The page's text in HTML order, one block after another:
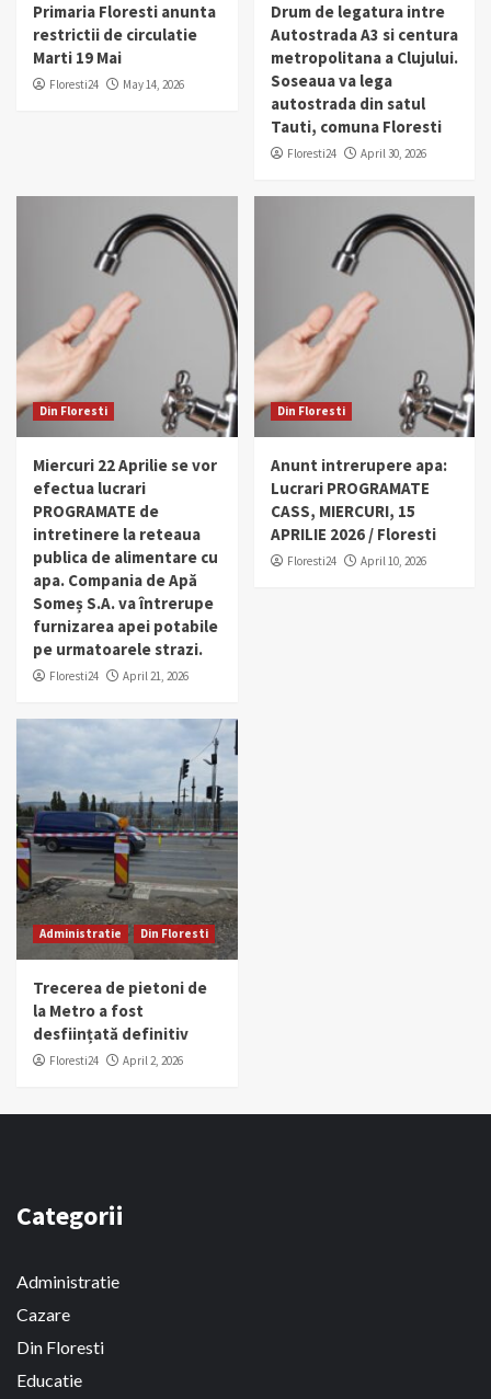
Primaria Floresti anunta
restrictii de circulatie
Marti 19 Mai
Floresti24 May 14, 2026
Drum de legatura intre
Autostrada A3 si centura
metropolitana a Clujului.
Soseaua va lega
autostrada din satul
Tauti, comuna Floresti
Floresti24 April 30, 2026
Din Floresti
Miercuri 22 Aprilie se vor
efectua lucrari
PROGRAMATE de
intretinere la reteaua
publica de alimentare cu
apa. Compania de Apă
Someș S.A. va întrerupe
furnizarea apei potabile
pe urmatoarele strazi.
Floresti24 April 21, 2026
Din Floresti
Anunt intrerupere apa:
Lucrari PROGRAMATE
CASS, MIERCURI, 15
APRILIE 2026 / Floresti
Floresti24 April 10, 2026
Administratie Din Floresti
Trecerea de pietoni de
la Metro a fost
desființată definitiv
Floresti24 April 2, 2026
Categorii
Administratie
Cazare
Din Floresti
Educatie